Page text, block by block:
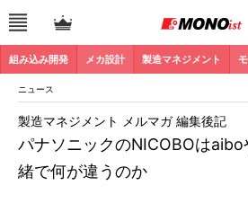
組み込み開発 メカ設計 製造マネジメント
ニュース
パナソニックのNICOBOはaibo
緒で何が違うのか
製造マネジメント メルマガ 編集後記